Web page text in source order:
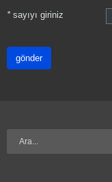
*sayıyı giriniz
gönder